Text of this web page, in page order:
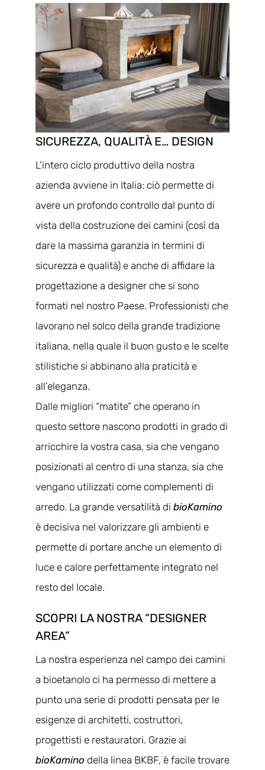
SICUREZZA, QUALITÀ E… DESIGN
L’intero ciclo produttivo della nostra
azienda avviene in Italia: ciò permette di
avere un profondo controllo dal punto di
vista della costruzione dei camini (così da
dare la massima garanzia in termini di
sicurezza e qualità) e anche di affidare la
progettazione a designer che si sono
formati nel nostro Paese. Professionisti che
lavorano nel solco della grande tradizione
italiana, nella quale il buon gusto e le scelte
stilistiche si abbinano alla praticità e
all’eleganza.
Dalle migliori “matite” che operano in
questo settore nascono prodotti in grado di
arricchire la vostra casa, sia che vengano
posizionati al centro di una stanza, sia che
vengano utilizzati come complementi di
arredo. La grande versatilità di bioKamino
è decisiva nel valorizzare gli ambienti e
permette di portare anche un elemento di
luce e calore perfettamente integrato nel
resto del locale.
SCOPRI LA NOSTRA “DESIGNER
AREA”
La nostra esperienza nel campo dei camini
a bioetanolo ci ha permesso di mettere a
punto una serie di prodotti pensata per le
esigenze di architetti, costruttori,
progettisti e restauratori. Grazie ai
bioKamino della linea BKBF, è facile trovare